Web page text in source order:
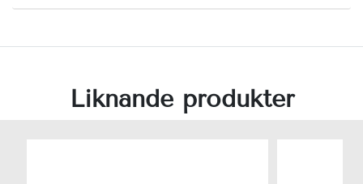
Liknande produkter